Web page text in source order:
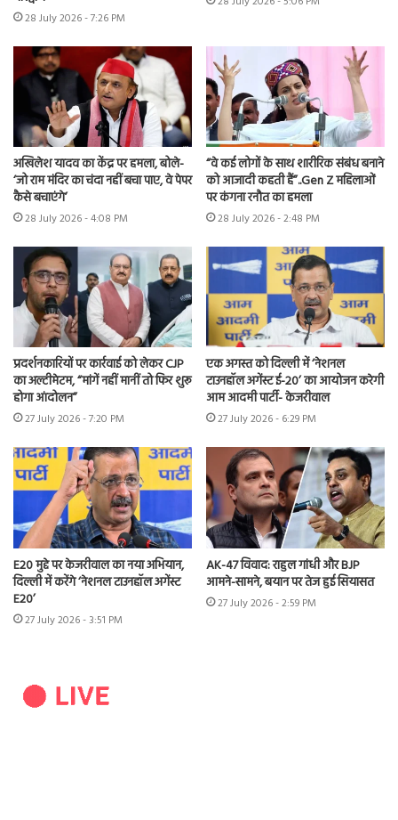
28 July 2026 - 7:26 PM
अखिलेश यादव का केंद्र पर हमला, बोले-
‘जो राम मंदिर का चंदा नहीं बचा पाए, वे पेपर
कैसे बचाएंगे’
28 July 2026 - 4:08 PM
“वे कई लोगों के साथ शारीरिक संबंध बनाने
को आजादी कहती हैं”..Gen Z महिलाओं
पर कंगना रनौत का हमला
28 July 2026 - 2:48 PM
प्रदर्शनकारियों पर कार्रवाई को लेकर CJP
का अल्टीमेटम, “मांगें नहीं मानीं तो फिर शुरू
होगा आंदोलन”
27 July 2026 - 7:20 PM
एक अगस्त को दिल्ली में ‘नेशनल
टाउनहॉल अगेंस्ट ई-20’ का आयोजन करेगी
आम आदमी पार्टी- केजरीवाल
27 July 2026 - 6:29 PM
E20 मुद्दे पर केजरीवाल का नया अभियान,
दिल्ली में करेंगे ‘नेशनल टाउनहॉल अगेंस्ट
E20’
27 July 2026 - 3:51 PM
AK-47 विवाद: राहुल गांधी और BJP
आमने-सामने, बयान पर तेज हुई सियासत
27 July 2026 - 2:59 PM